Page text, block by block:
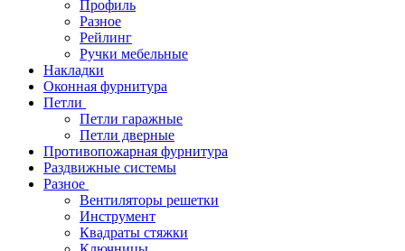
Профиль
Разное
Рейлинг
Ручки мебельные
Накладки
Оконная фурнитура
Петли
Петли гаражные
Петли дверные
Противопожарная фурнитура
Раздвижные системы
Разное
Вентиляторы решетки
Инструмент
Квадраты стяжки